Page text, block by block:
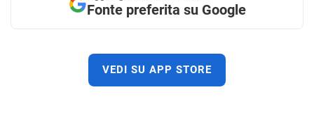
Fonte preferita su Google
VEDI SU APP STORE